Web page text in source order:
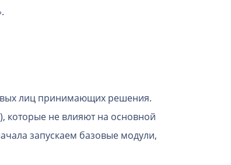
лиц принимающих решения.
которые не влияют на основной
запускаем базовые модули,